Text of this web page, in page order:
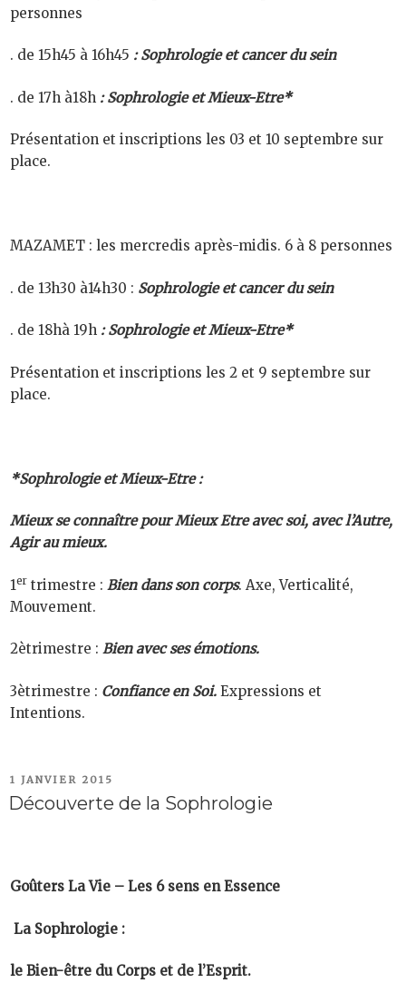
personnes
. de 15h45 à 16h45 : Sophrologie et cancer du sein
. de 17h à18h : Sophrologie et Mieux-Etre*
Présentation et inscriptions les 03 et 10 septembre sur
place.
MAZAMET : les mercredis après-midis. 6 à 8 personnes
. de 13h30 à14h30 : Sophrologie et cancer du sein
. de 18hà 19h :Sophrologie et Mieux-Etre*
Présentation et inscriptions les 2 et 9 septembre sur
place.
*Sophrologie et Mieux-Etre :
Mieux se connaître pour Mieux Etre avec soi, avec l’Autre,
Agir au mieux.
1er trimestre : Bien dans son corps. Axe, Verticalité,
Mouvement.
2ètrimestre :Bien avec ses émotions.
3ètrimestre : Confiance en Soi. Expressions et
Intentions.
PUBLIÉ
LE
1 JANVIER 2015
Découverte de la Sophrologie
Goûters La Vie – Les 6 sens en Essence
La Sophrologie :
le Bien-être du Corps et de l’Esprit.